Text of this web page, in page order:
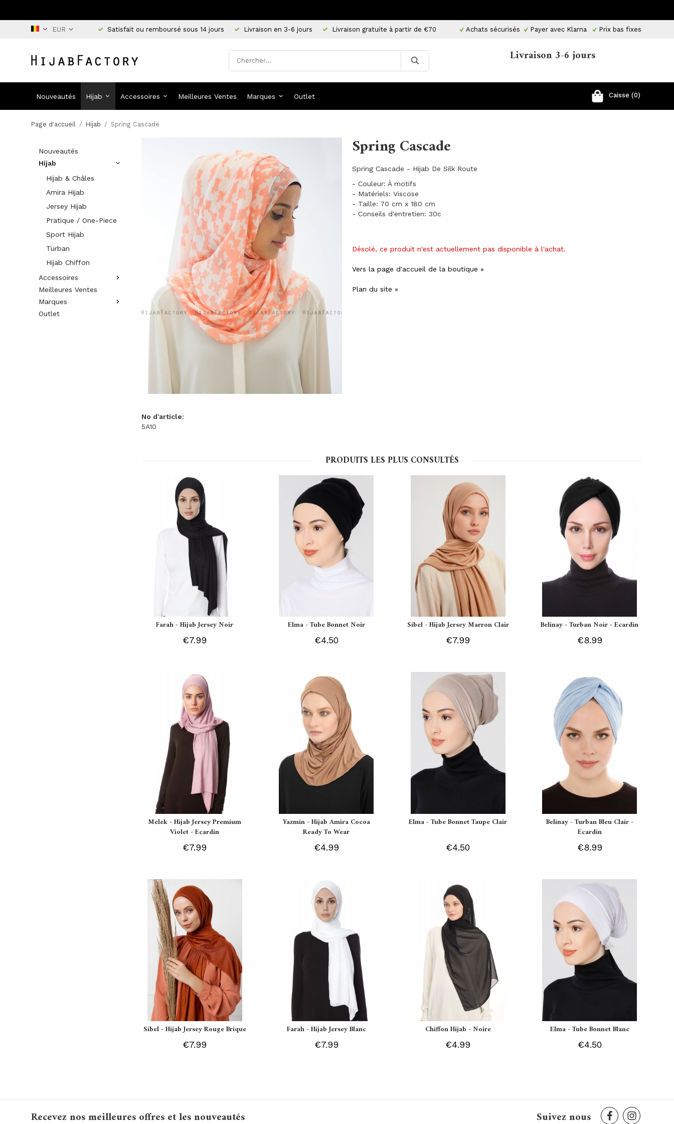
Satisfait ou remboursé sous 14 jours Livraison en 3-6 jours Livraison gratuite à partir de €70 Achats sécurisés Payer avec Klarna Prix ​​bas fixes
Livraison 3-6 jours
Nouveautés Hijab Accessoires Meilleures Ventes Marques Outlet Caisse (0)
Page d'accueil / Hijab / Spring Cascade
Nouveautés
Hijab
Hijab & Châles
Amira Hijab
Jersey Hijab
Pratique / One-Piece
Sport Hijab
Turban
Hijab Chiffon
Accessoires
Meilleures Ventes
Marques
Outlet
Spring Cascade
Spring Cascade - Hijab De Silk Route
- Couleur: À motifs
- Matériels: Viscose
- Taille: 70 cm x 180 cm
- Conseils d'entretien: 30c
Désolé, ce produit n'est actuellement pas disponible à l'achat.
Vers la page d'accueil de la boutique »
Plan du site »
No d'article:
5A10
PRODUITS LES PLUS CONSULTÉS
Farah - Hijab Jersey Noir
€7.99
Elma - Tube Bonnet Noir
€4.50
Sibel - Hijab Jersey Marron Clair
€7.99
Belinay - Turban Noir - Ecardin
€8.99
Melek - Hijab Jersey Premium
Violet - Ecardin
€7.99
Yazmin - Hijab Amira Cocoa
Ready To Wear
€4.99
Elma - Tube Bonnet Taupe Clair
€4.50
Belinay - Turban Bleu Clair -
Ecardin
€8.99
Sibel - Hijab Jersey Rouge Brique
€7.99
Farah - Hijab Jersey Blanc
€7.99
Chiffon Hijab - Noire
€4.99
Elma - Tube Bonnet Blanc
€4.50
Recevez nos meilleures offres et les nouveautés Suivez nous